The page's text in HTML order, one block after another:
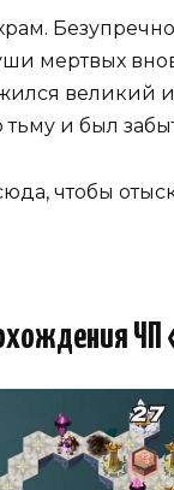
мертвых
великий
и был
чтобы